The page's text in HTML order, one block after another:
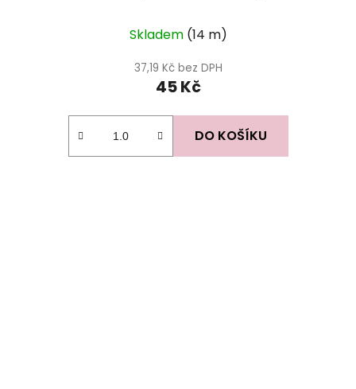
Skladem (14 m)
37,19 Kč bez DPH
45 Kč
DO KOŠÍKU